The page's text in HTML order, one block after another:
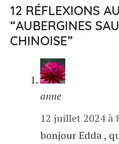
12 RÉFLEXIONS
“AUBERGINES
CHINOISE”
anne
12 juillet 2024 à
bonjour Edda ,